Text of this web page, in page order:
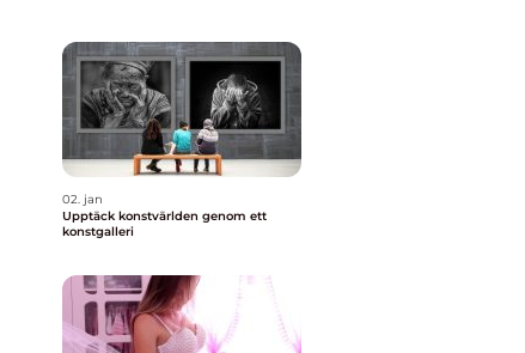
02. jan
Upptäck konstvärlden genom ett
konstgalleri